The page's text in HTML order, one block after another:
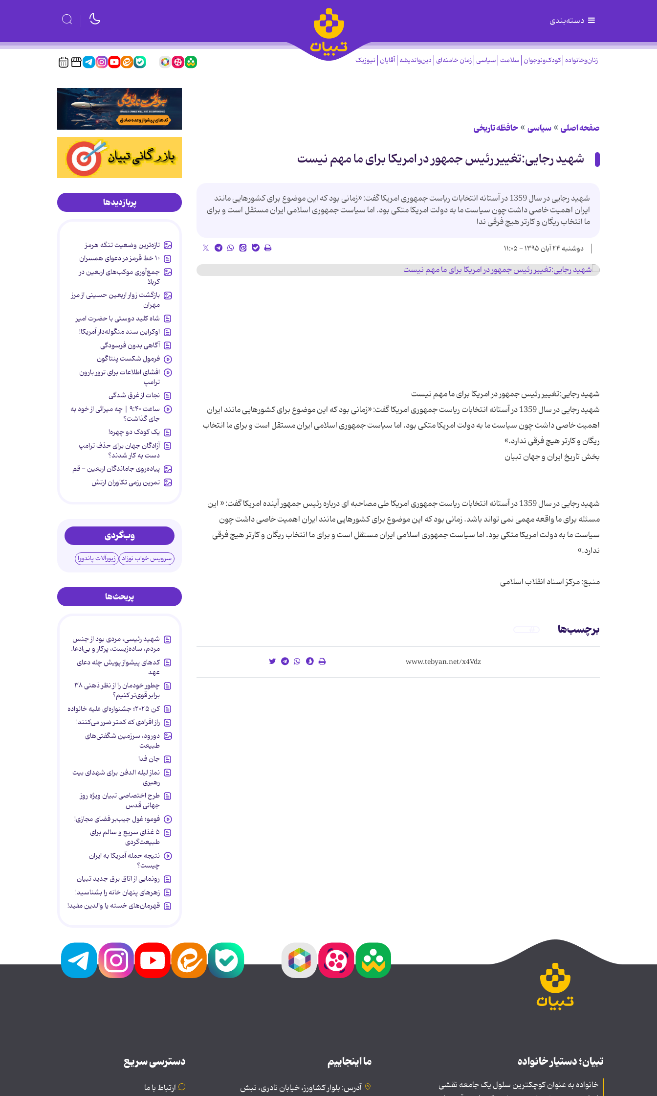
دسته‌بندی
زنان‌وخانواده کودک‌ونوجوان سلامت سیاسی زمان خامنه‌ای دین‌واندیشه آقایان نیوزیک
صفحه اصلی سیاسی حافظه تاریخی
شهید رجایی:تغییر رئیس جمهور در امریكا برای ما مهم نیست
شهید رجایی در سال 1359 در آستانه انتخابات ریاست جمهوری امریكا گفت: «زمانی بود كه این موضوع برای كشورهایی مانند
ایران اهمیت خاصی داشت چون سیاست ما به دولت امریكا متكی بود. اما سیاست جمهوری اسلامی ایران مستقل است و برای
ما انتخاب ریگان و كارتر هیچ فرقی ندا
دوشنبه ۲۴ آبان ۱۳۹۵ - ۱۱:۰۵
شهید رجایی در سال 1359 در آستانه انتخابات ریاست جمهوری امریكا گفت: «زمانی بود كه این موضوع برای كشورهایی مانند ایران
اهمیت خاصی داشت چون سیاست ما به دولت امریكا متكی بود. اما سیاست جمهوری اسلامی ایران مستقل است و برای ما انتخاب
شهید رجایی در سال 1359 در آستانه انتخابات ریاست جمهوری امریكا طی مصاحبه ای درباره رئیس جمهور آینده امریكا گفت: « این
مسئله برای ما واقعه مهمی نمی تواند باشد. زمانی بود كه این موضوع برای كشورهایی مانند ایران اهمیت خاصی داشت چون
سیاست ما به دولت امریكا متكی بود. اما سیاست جمهوری اسلامی ایران مستقل است و برای ما انتخاب ریگان و كارتر هیچ فرقی
منبع: مرکز اسناد انقلاب اسلامی
برچسب‌ها
پربازدیدها
تازه‌ترین وضعیت تنگه هرمز
۱۰ خط قرمز در دعوای همسران
جمع‌آوری موکب‌های اربعین در
کربلا
بازگشت زوار اربعین حسینی از مرز
مهران
شاه کلید دوستی با حضرت امیر
اوکراین سند منگوله‌دار آمریکا!
آگاهی بدون فرسودگی
فرمول شکست پنتاگون
افشای اطلاعات برای ترور بارون
ترامپ
نجات از غرق شدگی
ساعت ۹:۴۰ | چه میراثی از خود به
جای گذاشت؟
یک کودک دو چهره!
آزادگان جهان برای حذف ترامپ
دست به کار شدند؟
پیاده‌روی جاماندگان اربعین - قم
تمرین رزمی تکاوران ارتش
وب‌گردی
سرویس خواب نوزاد زیورآلات پاندورا
پربحث‌ها
شهید رئیسی، مردی بود از جنس
مردم، ساده‌زیست، پرکار و بی‌ادعا.
کدهای پیشواز پویش چله دعای
عهد
چطور خودمان را از نظر ذهنی ۳۸
برابر قوی‌تر کنیم؟
کن ۲۰۲۵؛ جشنواره‌ای علیه خانواده
راز افرادی که کمتر ضرر می‌کنند!
دورود، سرزمین شگفتی‌های
طبیعت
جان فدا
نماز لیله الدفن برای شهدای بیت
رهبری
طرح اختصاصی تبیان ویژه روز
جهانی قدس
فومو؛ غول جیب‌بر فضای مجازی!
۵ غذای سریع و سالم برای
طبیعت‌گردی
نتیجه حمله آمریکا به ایران
چیست؟
رونمایی از اتاق برق جدید تبیان
زهرهای پنهان خانه را بشناسید!
قهرمان‌های خسته یا والدین مفید!
تبیان؛ دستیار خانواده
خانواده به عنوان کوچکترین سلول یک جامعه نقشی
ما اینجاییم
آدرس: بلوار کشاورز، خیابان نادری، نبش
دسترسی سریع
ارتباط با ما